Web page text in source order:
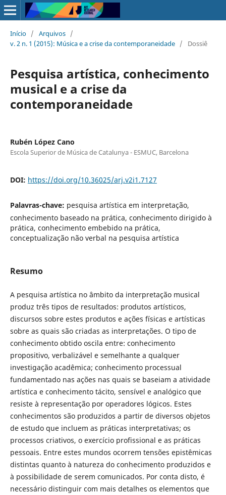
Início / Arquivos /
v. 2 n. 1 (2015): Música e a crise da contemporaneidade / Dossiê
Pesquisa artística, conhecimento
musical e a crise da
contemporaneidade
Rubén López Cano
Escola Superior de Música de Catalunya - ESMUC, Barcelona
DOI: https://doi.org/10.36025/arj.v2i1.7127
Palavras-chave: pesquisa artística em interpretação,
conhecimento baseado na prática, conhecimento dirigido à
prática, conhecimento embebido na prática,
conceptualização não verbal na pesquisa artística
Resumo
A pesquisa artística no âmbito da interpretação musical
produz três tipos de resultados: produtos artísticos,
discursos sobre estes produtos e ações físicas e artísticas
sobre as quais são criadas as interpretações. O tipo de
conhecimento obtido oscila entre: conhecimento
propositivo, verbalizável e semelhante a qualquer
investigação acadêmica; conhecimento processual
fundamentado nas ações nas quais se baseiam a atividade
artística e conhecimento tácito, sensível e analógico que
resiste à representação por operadores lógicos. Estes
conhecimentos são produzidos a partir de diversos objetos
de estudo que incluem as práticas interpretativas; os
processos criativos, o exercício profissional e as práticas
pessoais. Entre estes mundos ocorrem tensões epistêmicas
distintas quanto à natureza do conhecimento produzidos e
à possibilidade de serem comunicados. Por conta disto, é
necessário distinguir com mais detalhes os elementos que